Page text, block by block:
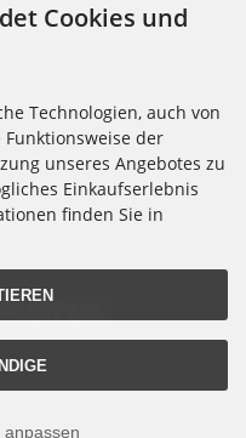
Cookies und
Technologien, auch von
der
unseres Angebotes zu
Einkaufserlebnis
finden Sie in